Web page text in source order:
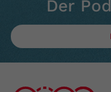
Der